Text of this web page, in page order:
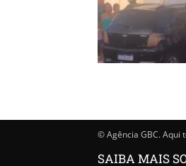
© Agência GBC. Aqui
SAIBA MAIS